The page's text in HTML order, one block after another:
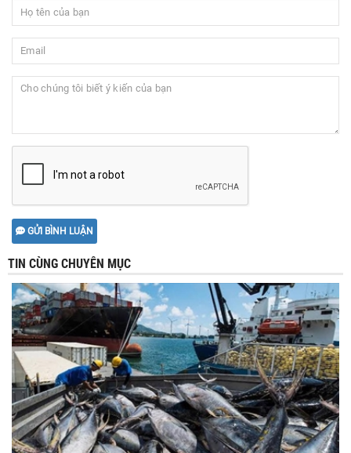
GỬI BÌNH LUẬN
TIN CÙNG CHUYÊN MỤC